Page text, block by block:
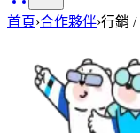
首頁›合作夥伴›行銷 /